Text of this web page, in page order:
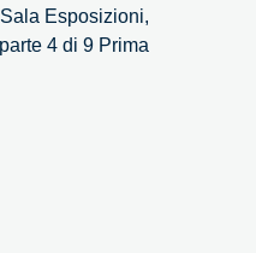
Esposizioni,
4 di 9 Prima